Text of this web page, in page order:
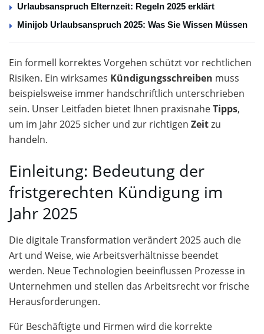
Urlaubsanspruch Elternzeit: Regeln 2025 erklärt
Minijob Urlaubsanspruch 2025: Was Sie Wissen Müssen
Ein formell korrektes Vorgehen schützt vor rechtlichen
Risiken. Ein wirksames Kündigungsschreiben muss
beispielsweise immer handschriftlich unterschrieben
sein. Unser Leitfaden bietet Ihnen praxisnaheTipps,
um im Jahr 2025 sicher und zur richtigen Zeitzu
handeln.
Einleitung: Bedeutung der
fristgerechten Kündigung im
Jahr 2025
Die digitale Transformation verändert 2025 auch die
Art und Weise, wie Arbeitsverhältnisse beendet
werden. Neue Technologien beeinflussen Prozesse in
Unternehmen und stellen das Arbeitsrecht vor frische
Herausforderungen.
Für Beschäftigte und Firmen wird die korrekte